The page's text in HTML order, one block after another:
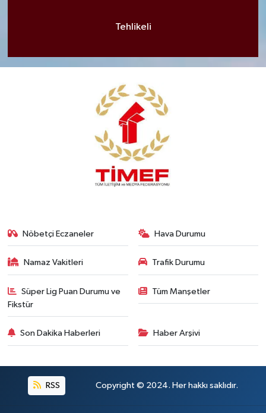
Tehlikeli
Nöbetçi Eczaneler Hava Durumu
Namaz Vakitleri Trafik Durumu
Süper Lig Puan Durumu ve
Fikstür
Tüm Manşetler
Son Dakika Haberleri Haber Arşivi
RSS Copyright © 2024. Her hakkı saklıdır.